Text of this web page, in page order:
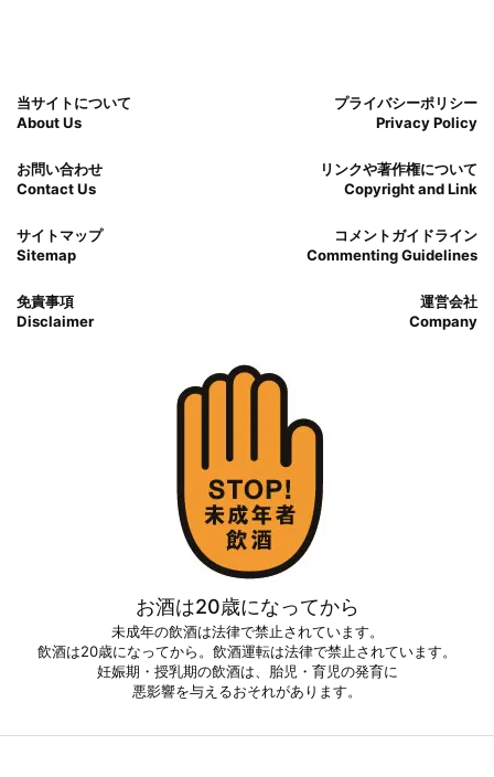
当サイトについて
About Us
プライバシーポリシー
Privacy Policy
お問い合わせ
Contact Us
リンクや著作権について
Copyright and Link
サイトマップ
Sitemap
コメントガイドライン
Commenting Guidelines
免責事項
Disclaimer
運営会社
Company
お酒は20歳になってから
未成年の飲酒は法律で禁止されています。
飲酒は20歳になってから。飲酒運転は法律で禁止されています。
妊娠期・授乳期の飲酒は、胎児・育児の発育に
悪影響を与えるおそれがあります。